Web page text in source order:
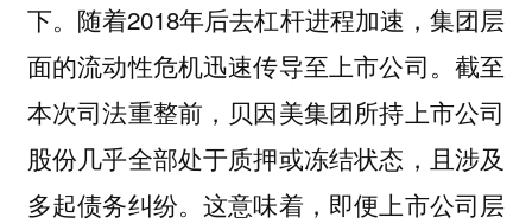
下。随着2018年后去杠杆进程加速，集团层
面的流动性危机迅速传导至上市公司。截至
本次司法重整前，贝因美集团所持上市公司
股份几乎全部处于质押或冻结状态，且涉及
多起债务纠纷。这意味着，即便上市公司层